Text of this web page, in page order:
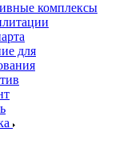
комплексы
для